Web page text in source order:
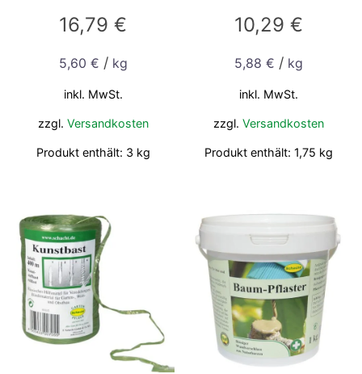
16,79€
5,60 € / kg
inkl. MwSt.
zzgl. Versandkosten
Produkt enthält: 3 kg
10,29€
5,88€ / kg
inkl. MwSt.
zzgl.Versandkosten
Produkt enthält: 1,75 kg